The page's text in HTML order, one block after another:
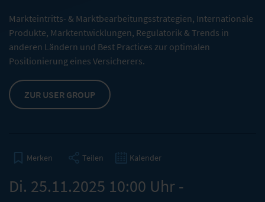
Markteintritts- & Marktbearbeitungsstrategien, Internationale
Produkte, Marktentwicklungen, Regulatorik & Trends in
anderen Ländern und Best Practices zur optimalen
Positionierung eines Versicherers.
ZUR USER GROUP
Merken Teilen Kalender
Di. 25.11.2025 10:00 Uhr -